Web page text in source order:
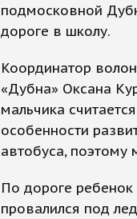
подмосковной
дороге в школу.
Координатор
«Дубна» Оксана
мальчика
особенности
автобуса, поэтому
По дороге
провалился под